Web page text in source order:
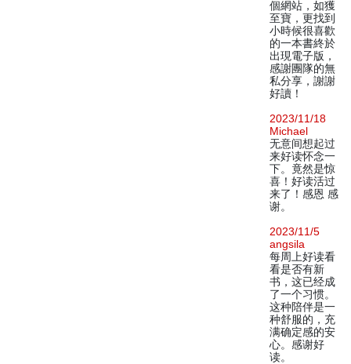
個網站，如獲
至寶，更找到
小時候很喜歡
的一本書終於
出現電子版，
感謝團隊的無
私分享，謝謝
好讀！
2023/11/18
Michael
无意间想起过
来好读怀念一
下。竟然是惊
喜！好读活过
来了！感恩 感
谢。
2023/11/5
angsila
每周上好读看
看是否有新
书，这已经成
了一个习惯。
这种陪伴是一
种舒服的，充
满确定感的安
心。感谢好
读。